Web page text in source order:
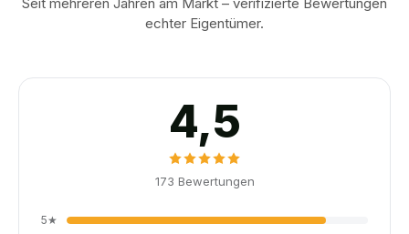
echter Eigentümer.
4,5
173 Bewertungen
5★